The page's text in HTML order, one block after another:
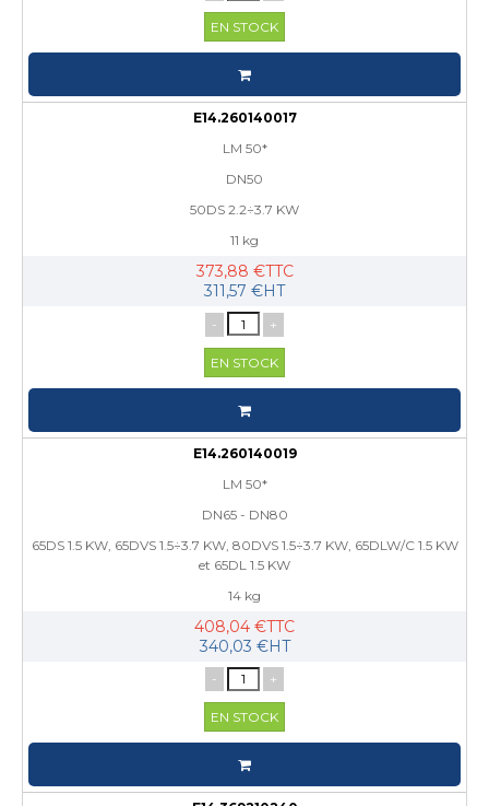
EN STOCK
E14.260140017
LM 50*
DN50
50DS 2.2÷3.7 KW
11 kg
373,88 €TTC
311,57 €HT
- +
EN STOCK
E14.260140019
LM 50*
DN65 - DN80
65DS 1.5 KW, 65DVS 1.5÷3.7 KW, 80DVS 1.5÷3.7 KW, 65DLW/C 1.5 KW
et 65DL 1.5 KW
14 kg
408,04 €TTC
340,03 €HT
- +
EN STOCK